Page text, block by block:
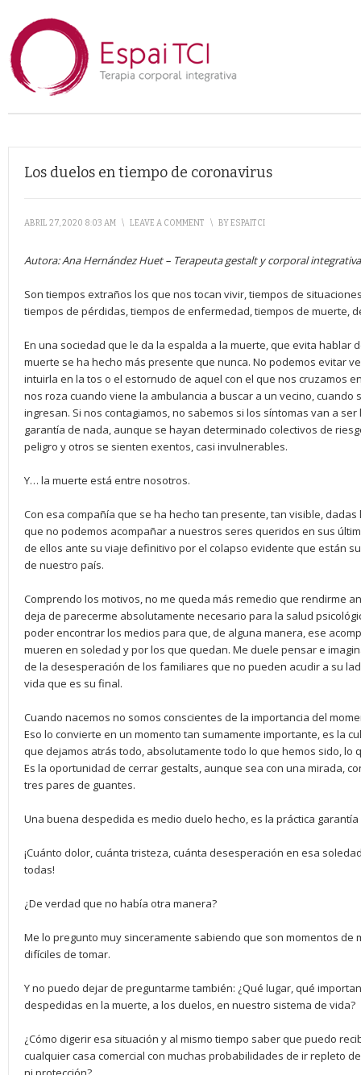
Los duelos en tiempo de coronavirus
ABRIL 27, 2020 8:03 AM \ LEAVE A COMMENT \ BYESPAITCI
Autora:Ana Hernández Huet – Terapeuta gestalt y corporal
Son tiempos extraños los que nos tocan vivir, tiempos de
tiempos de pérdidas, tiempos de enfermedad, tiempos de muerte,
En una sociedad que le da la espalda a la muerte, que evita hablar
muerte se ha hecho más presente que nunca. No podemos evitar
intuirla en la tos o el estornudo de aquel con el que nos cruzamos
nos roza cuando viene la ambulancia a buscar a un vecino, cuando
ingresan. Si nos contagiamos, no sabemos si los síntomas van a
garantía de nada, aunque se hayan determinado colectivos de
peligro y otros se sienten exentos, casi invulnerables.
Y… la muerte está entre nosotros.
Con esa compañía que se ha hecho tan presente, tan visible,
que no podemos acompañar a nuestros seres queridos en sus
de ellos ante su viaje definitivo por el colapso evidente que están
de nuestro país.
Comprendo los motivos, no me queda más remedio que rendirme
deja de parecerme absolutamente necesario para la salud
poder encontrar los medios para que, de alguna manera, ese
mueren en soledad y por los que quedan. Me duele pensar e
de la desesperación de los familiares que no pueden acudir a su
vida que es su final.
Cuando nacemos no somos conscientes de la importancia del
Eso lo convierte en un momento tan sumamente importante, es la
que dejamos atrás todo, absolutamente todo lo que hemos sido, lo
Es la oportunidad de cerrar gestalts, aunque sea con una mirada,
tres pares de guantes.
Una buena despedida es medio duelo hecho, es la práctica
¡Cuánto dolor, cuánta tristeza, cuánta desesperación en esa
todas!
¿De verdad que no había otra manera?
Me lo pregunto muy sinceramente sabiendo que son momentos de
difíciles de tomar.
Y no puedo dejar de preguntarme también: ¿Qué lugar, qué
despedidas en la muerte, a los duelos, en nuestro sistema de vida?
¿Cómo digerir esa situación y al mismo tiempo saber que puedo
cualquier casa comercial con muchas probabilidades de ir repleto